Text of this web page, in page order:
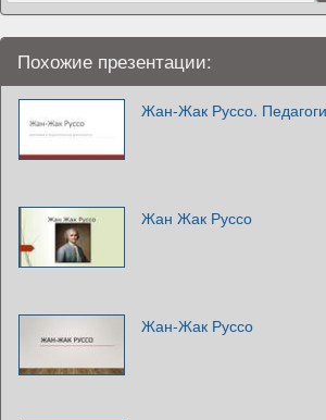
Похожие презентации:
Жан-Жак Руссо.
Жан Жак Руссо
Жан-Жак Руссо